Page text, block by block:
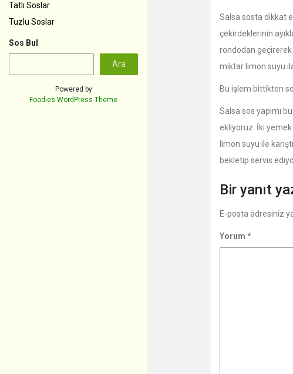
Tatlı Soslar
Tuzlu Soslar
Sos Bul
Ara
Powered by
Foodies WordPress Theme
Salsa sosta dikkat
çekirdeklerinin
rondodan geçirerek
miktar limon suyu
Bu işlem bittikten
Salsa sos yapımı
ekliyoruz. İki yemek
limon suyu ile
bekletip servis
Bir yanıt
E-posta adresiniz
Yorum*